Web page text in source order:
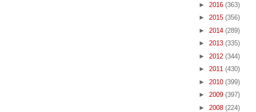
► 2016 (363)
► 2015 (356)
► 2014 (289)
► 2013 (335)
► 2012 (344)
► 2011 (430)
► 2010 (399)
► 2009 (397)
► 2008 (224)